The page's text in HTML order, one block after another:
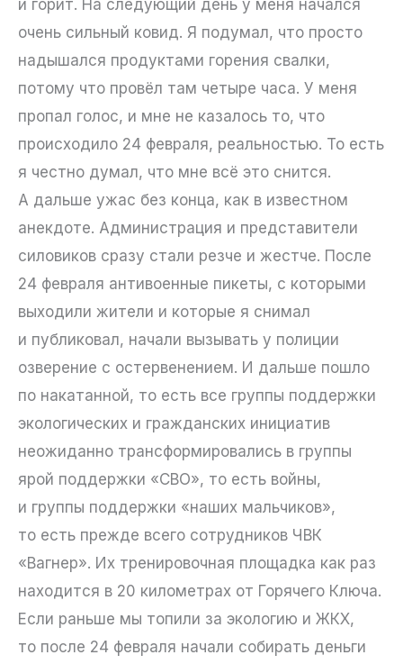
и горит. На следующий день у меня начался
очень сильный ковид. Я подумал, что просто
надышался продуктами горения свалки,
потому что провёл там четыре часа. У меня
пропал голос, и мне не казалось то, что
происходило 24 февраля, реальностью. То есть
я честно думал, что мне всё это снится.
А дальше ужас без конца, как в известном
анекдоте. Администрация и представители
силовиков сразу стали резче и жестче. После
24 февраля антивоенные пикеты, с которыми
выходили жители и которые я снимал
и публиковал, начали вызывать у полиции
озверение с остервенением. И дальше пошло
по накатанной, то есть все группы поддержки
экологических и гражданских инициатив
неожиданно трансформировались в группы
ярой поддержки «СВО», то есть войны,
и группы поддержки «наших мальчиков»,
то есть прежде всего сотрудников ЧВК
«Вагнер». Их тренировочная площадка как раз
находится в 20 километрах от Горячего Ключа.
Если раньше мы топили за экологию и ЖКХ,
то после 24 февраля начали собирать деньги